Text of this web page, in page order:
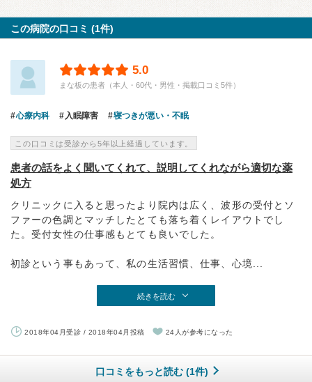
この病院の口コミ (1件)
5.0
まな板の患者（本人・60代・男性・掲載口コミ5件）
心療内科 入眠障害 寝つきが悪い・不眠
この口コミは受診から5年以上経過しています。
患者の話をよく聞いてくれて、説明してくれながら適切な薬
処方
クリニックに入ると思ったより院内は広く、波形の受付とソ
ファーの色調とマッチしたとても落ち着くレイアウトでし
た。受付女性の仕事感もとても良いでした。
初診という事もあって、私の生活習慣、仕事、心境...
続きを読む
2018年04月受診 / 2018年04月投稿 24人が参考になった
口コミをもっと読む (1件)